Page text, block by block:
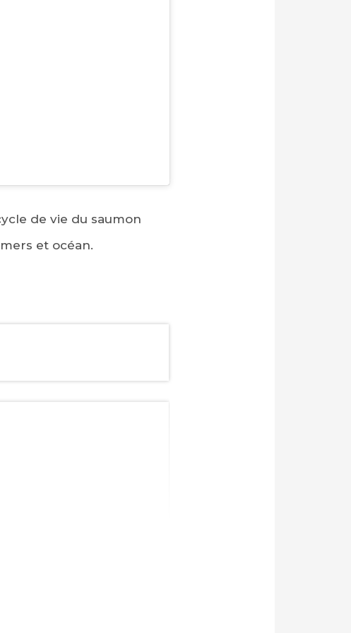
de vie du saumon
et océan.